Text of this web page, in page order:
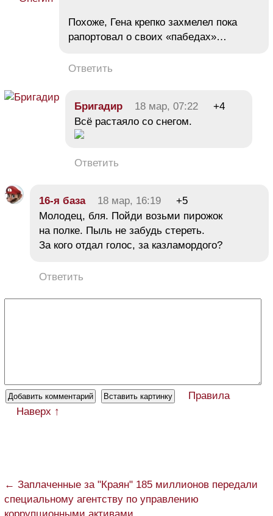
Похоже, Гена крепко захмелел пока
рапортовал о своих «пабедах»…
Ответить
Бригадир 18 мар, 07:22
+4
Всё растаяло со снегом.
Ответить
16-я база 18 мар, 16:19
+5
Молодец, бля. Пойди возьми пирожок
на полке. Пыль не забудь стереть.
За кого отдал голос, за казламордого?
Ответить
Правила
Наверх ↑
← Заплаченные за "Краян" 185 миллионов передали
специальному агентству по управлению
коррупционными активами